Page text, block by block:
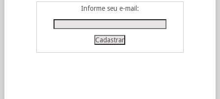
Informe seu e-mail: